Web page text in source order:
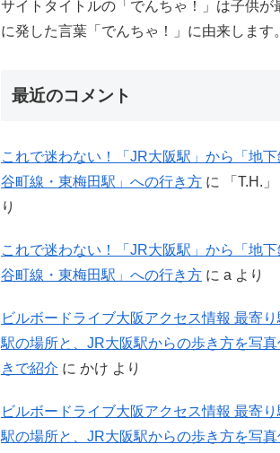
サイトタイトルの「でんちゃ！」は子供が
に発した言葉「でんちゃ！」に由来します。
最近のコメント
これで迷わない！「JR大阪駅」から「地下
谷町線・東梅田駅」への行き方 に 「T.H.」
り
これで迷わない！「JR大阪駅」から「地下
谷町線・東梅田駅」への行き方 に a より
ビルボードライブ大阪アクセス情報 最寄り
駅の場所と、JR大阪駅からの歩き方を写真
きで紹介 に かけ より
ビルボードライブ大阪アクセス情報 最寄り
駅の場所と、JR大阪駅からの歩き方を写真